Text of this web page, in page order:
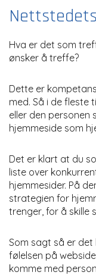
Hva er det som
ønsker å treffe?
Dette er
med. Så i de
eller den personen
hjemmeside som
Det er klart at du
liste over
hjemmesider. På
strategien for
trenger, for å skille
Som sagt så er
følelsen på
komme med